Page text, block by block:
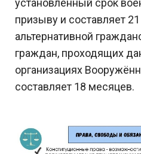
установленный срок
призыву и составляет
альтернативной
граждан, проходящих
организациях
составляет 18 месяцев.